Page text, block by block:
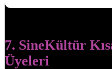
7. SineKültür
Üyeleri